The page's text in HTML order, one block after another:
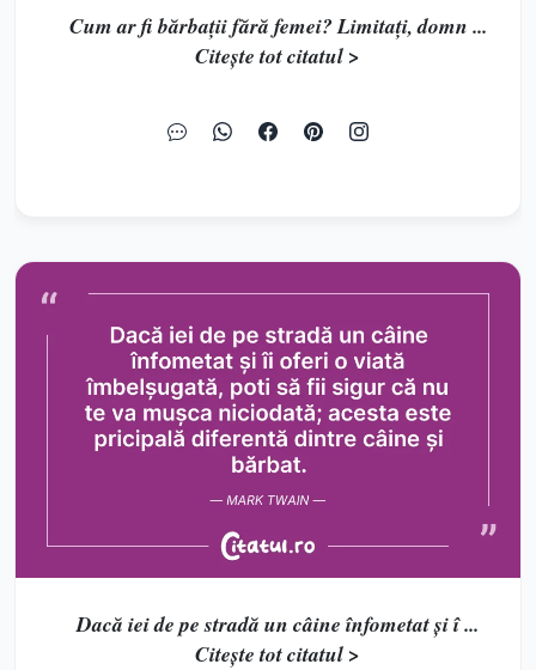
Cum ar fi bărbații fără femei? Limitați, domn ...
Citește tot citatul >
Dacă iei de pe stradă un câine înfometat și î ...
Citește tot citatul >